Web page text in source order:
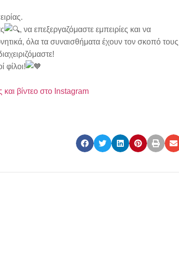
, να επεξεργαζόμαστε εμπειρίες και να
όλα τα συναισθήματα έχουν τον σκοπό
φίλοι!
βίντεο στο Instagram